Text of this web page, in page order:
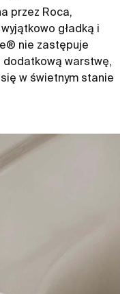
przez Roca,
gładką i
nie zastępuje
dodatkową warstwę,
w świetnym stanie